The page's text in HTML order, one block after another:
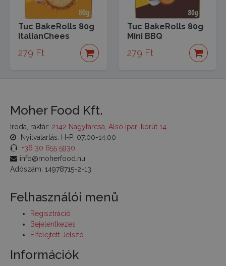
Tuc BakeRolls 80g
ItalianChees
279 Ft
Tuc BakeRolls 80g
Mini BBQ
279 Ft
Moher Food Kft.
Iroda, raktár: 2142 Nagytarcsa, Alsó Ipari körút 14.
Nyitvatartás: H-P: 07:00-14:00
+36 30 655 5930
info@moherfood.hu
Adószám: 14978715-2-13
Felhasználói menü
Regisztráció
Bejelentkezes
Elfelejtett Jelszó
Információk